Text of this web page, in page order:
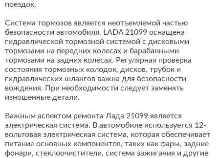
поездок.
Система тормозов является неотъемлемой частью
безопасности автомобиля. LADA 21099 оснащена
гидравлической тормозной системой с дисковыми
тормозами на передних колесах и барабанными
тормозами на задних колесах. Регулярная проверка
состояния тормозных колодок, дисков, трубок и
гидравлических шлангов важна для безопасности
вождения. При необходимости следует заменять
изношенные детали.
Важным аспектом ремонта Лада 21099 является
электрическая система. В автомобиле используется 12-
вольтовая электрическая система, которая обеспечивает
питание основных компонентов, таких как фары, задние
фонари, стеклоочистители, система зажигания и другие